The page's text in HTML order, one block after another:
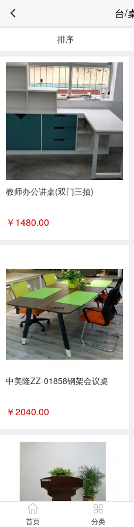
台/
排序
教师办公讲桌(双门三抽)
￥1480.00
中美隆ZZ-01858钢架会议桌
￥2040.00
首页 分类